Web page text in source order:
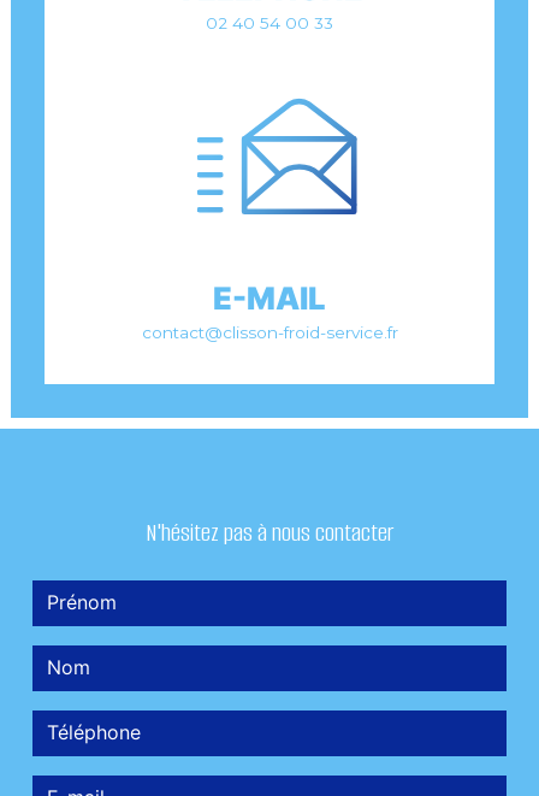
02 40 54 00 33
E-MAIL
contact@clisson-froid-service.fr
N'hésitez pas à nous contacter